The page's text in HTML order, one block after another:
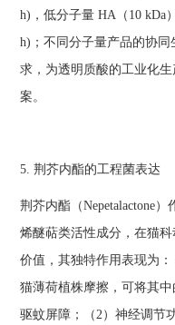
h)，低分子量 HA（10 kDa
h)；不同分子量产品的协
求，为透明质酸的工业化
案。
5. 荆芥内酯的工程菌表达
荆芥内酯（Nepetalactone
烯醚萜类活性成分，在猫
价值，其独特作用表现为
猫薄荷植株摩擦，可将其
驱蚊屏障；（2）神经调节